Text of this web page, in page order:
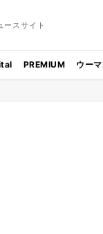
ースサイト
PREMIUM ウー